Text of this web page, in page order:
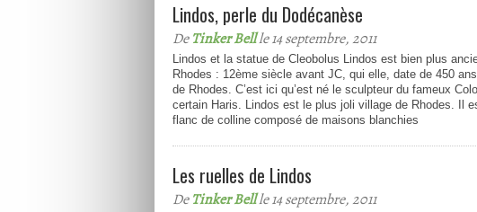
Lindos, perle du Dodécanèse
DeTinker Bellle 14 septembre, 2011
Lindos et la statue de Cleobolus Lindos est bien plus
Rhodes : 12ème siècle avant JC, qui elle, date de 450
de Rhodes. C’est ici qu’est né le sculpteur du fameux
certain Haris. Lindos est le plus joli village de Rhodes. Il
flanc de colline composé de maisons blanchies
Les ruelles de Lindos
DeTinker Bellle 14 septembre, 2011